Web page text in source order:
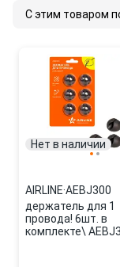
С этим товаром
Нет в наличии
AIRLINE·AEBJ300
держатель для 1
провода! 6шт. в
комплекте\